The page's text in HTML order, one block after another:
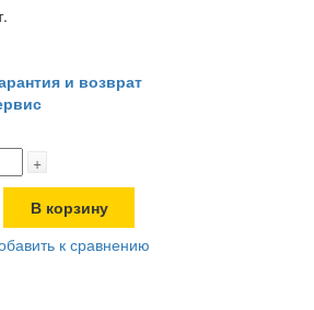
и возврат
+
В корзину
к сравнению